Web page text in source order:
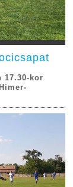
17.30-kor